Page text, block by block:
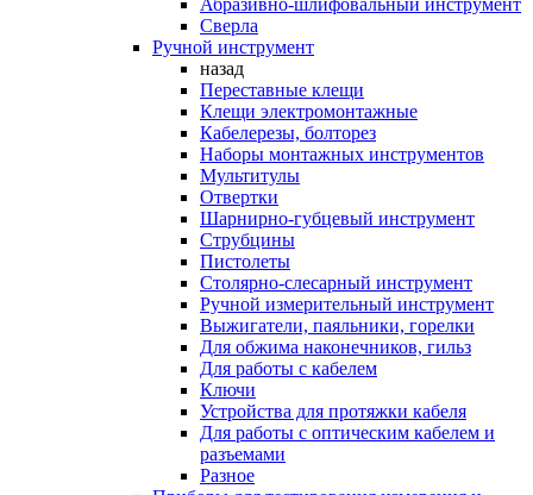
Абразивно-шлифовальный инструмент
Сверла
Ручной инструмент
назад
Переставные клещи
Клещи электромонтажные
Кабелерезы, болторез
Наборы монтажных инструментов
Мультитулы
Отвертки
Шарнирно-губцевый инструмент
Струбцины
Пистолеты
Столярно-слесарный инструмент
Ручной измерительный инструмент
Выжигатели, паяльники, горелки
Для обжима наконечников, гильз
Для работы с кабелем
Ключи
Устройства для протяжки кабеля
Для работы с оптическим кабелем и
разъемами
Разное